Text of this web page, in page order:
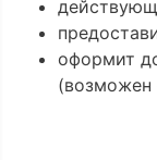
оформит
(возможен